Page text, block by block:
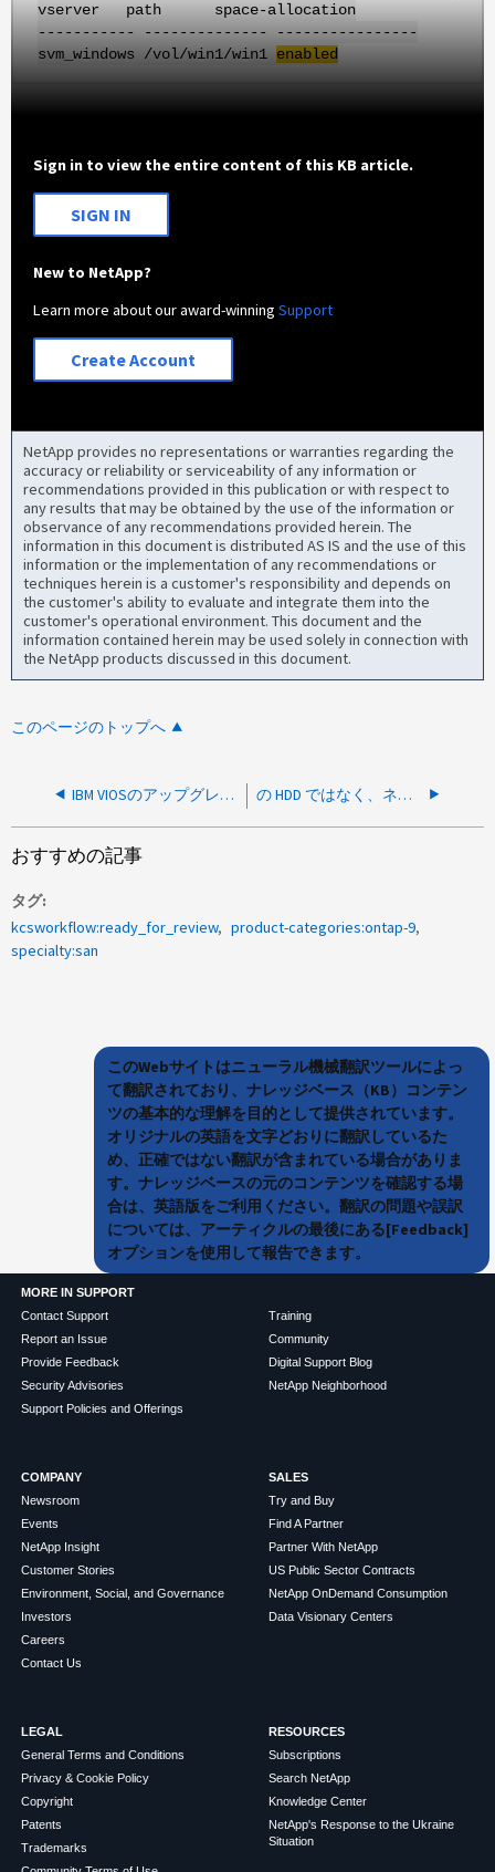
vserver path space-allocation
----------- -------------- ----------------
svm_windows /vol/win1/win1 enabled
Sign in to view the entire content of this KB article.
SIGN IN
New to NetApp?
Learn more about our award-winningSupport
Create Account
NetApp provides no representations or warranties regarding the
accuracy or reliability or serviceability of any information or
recommendations provided in this publication or with respect to
any results that may be obtained by the use of the information or
observance of any recommendations provided herein. The
information in this document is distributed AS IS and the use of this
information or the implementation of any recommendations or
techniques herein is a customer's responsibility and depends on
the customer's ability to evaluate and integrate them into the
customer's operational environment. This document and the
information contained herein may be used solely in connection with
the NetApp products discussed in this document.
このページのトップへ
IBM VIOSのアップグレード後にNetApp AIXホストユーティリティキットが削除されました の HDD ではなく、ネットアップストレージデバイスがフラッシュとしてマークされている VMware vSphere の場合
おすすめの記事
タグ
kcsworkflow:ready_for_review
product-categories:ontap-9
specialty:san
このWebサイトはニューラル機械翻訳ツールによっ
て翻訳されており、ナレッジベース（KB）コンテン
ツの基本的な理解を目的として提供されています。
オリジナルの英語を文字どおりに翻訳しているた
め、正確ではない翻訳が含まれている場合がありま
す。ナレッジベースの元のコンテンツを確認する場
合は、英語版をご利用ください。翻訳の問題や誤訳
については、アーティクルの最後にある[Feedback]
オプションを使用して報告できます。
MORE IN SUPPORT
Contact Support
Report an Issue
Provide Feedback
Security Advisories
Support Policies and Offerings
Training
Community
Digital Support Blog
NetApp Neighborhood
COMPANY
Newsroom
Events
NetApp Insight
Customer Stories
Environment, Social, and Governance
Investors
Careers
Contact Us
SALES
Try and Buy
Find A Partner
Partner With NetApp
US Public Sector Contracts
NetApp OnDemand Consumption
Data Visionary Centers
LEGAL
General Terms and Conditions
Privacy & Cookie Policy
Copyright
Patents
Trademarks
RESOURCES
Subscriptions
Search NetApp
Knowledge Center
NetApp's Response to the Ukraine
Situation